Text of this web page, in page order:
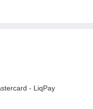
- LiqPay